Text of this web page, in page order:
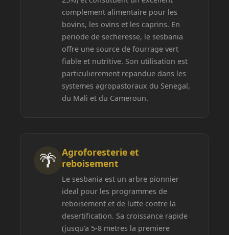
complement alimentaire pour les
bovins, les ovins et les caprins. En
periode de secheresse, le sesbania
offre une source de fourrage vert
fiable et nutritive. Son utilisation est
particulierement repandue dans les
systemes agropastoraux du Senegal,
du Mali et du Cameroun.
🌴 Agroforesterie et
reboisement
Le sesbania est un arbre pionnier
ideal pour les programmes de
reboisement et de lutte contre la
desertification. Sa croissance rapide
(jusqu'a 5-8 metres la premiere